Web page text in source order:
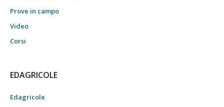
Prove in campo
Video
Corsi
EDAGRICOLE
Edagricole